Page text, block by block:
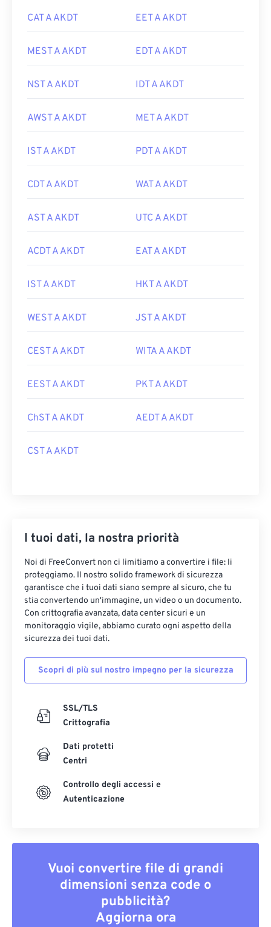
CAT A AKDT EET A AKDT
MEST A AKDT EDT A AKDT
NST A AKDT IDT A AKDT
AWST A AKDT MET A AKDT
IST A AKDT PDT A AKDT
CDT A AKDT WAT A AKDT
AST A AKDT UTC A AKDT
ACDT A AKDT EAT A AKDT
IST A AKDT HKT A AKDT
WEST A AKDT JST A AKDT
CEST A AKDT WITA A AKDT
EEST A AKDT PKT A AKDT
ChST A AKDT AEDT A AKDT
CST A AKDT
I tuoi dati, la nostra priorità
Noi di FreeConvert non ci limitiamo a convertire i file: li
proteggiamo. Il nostro solido framework di sicurezza
garantisce che i tuoi dati siano sempre al sicuro, che tu
stia convertendo un'immagine, un video o un documento.
Con crittografia avanzata, data center sicuri e un
monitoraggio vigile, abbiamo curato ogni aspetto della
sicurezza dei tuoi dati.
Scopri di più sul nostro impegno per la sicurezza
SSL/TLS
Crittografia
Dati protetti
Centri
Controllo degli accessi e
Autenticazione
Vuoi convertire file di grandi
dimensioni senza code o
pubblicità?
Aggiorna ora